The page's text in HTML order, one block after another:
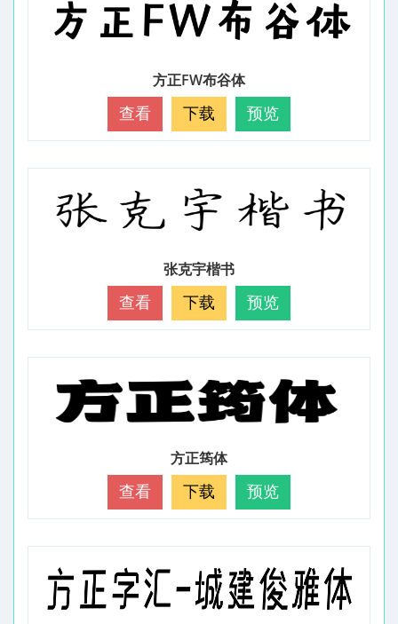
方正FW布谷体
查看 下载 预览
张克宇楷书
查看 下载 预览
方正筠体
查看 下载 预览